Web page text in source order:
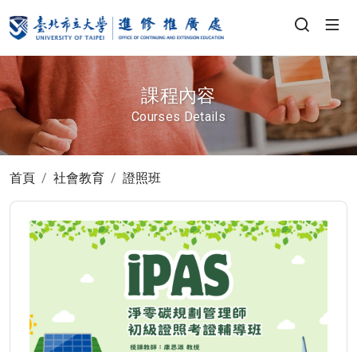
課程內容
Courses Details
首頁 社會教育 證照班